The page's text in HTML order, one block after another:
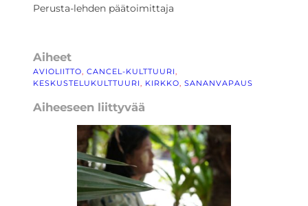
Perusta-lehden päätoimittaja
Aiheet
AVIOLIITTO, CANCEL-KULTTUURI
KESKUSTELUKULTTUURI, KIRKKO, SANANVAPAUS
Aiheeseen liittyvää